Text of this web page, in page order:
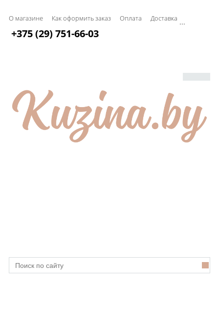
О магазине Как оформить заказ Оплата Доставка ...
+375 (29) 751-66-03